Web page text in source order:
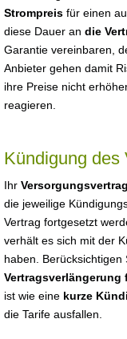
Strompreis für einen
diese Dauer an die
Garantie vereinbaren,
Anbieter gehen damit
ihre Preise nicht
reagieren.
Kündigung des
Ihr
die jeweilige
Vertrag fortgesetzt
verhält es sich mit der
haben.
Vertragsverlängerung
ist wie eine kurze
die Tarife ausfallen.